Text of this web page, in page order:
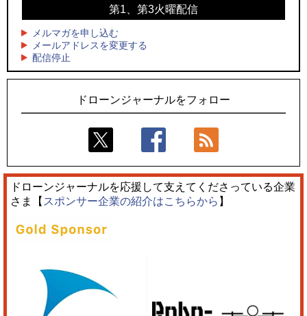
ドローンとナイトバブルが競演、「花園ドローンショーフェ
スタ2026」10/3、4開催
飛んだドローン、飛ばなかったドローン
サザンビーチちがさき花火大会で「復活の花火」打ち上げ、
キリンビールがライブ中継と連動した支援企画
ロボデックス、2時間超の飛行を目指す新型水素燃料電池ドロ
ーンを公開
第1、第3火曜配信
メルマガを申し込む
メールアドレスを変更する
配信停止
ドローンジャーナルをフォロー
ドローンジャーナルを応援して支えてくださっている企業
さま【 スポンサー企業の紹介はこちらから 】